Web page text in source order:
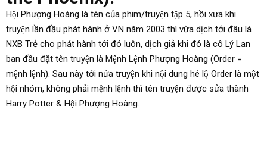
Hội Phượng Hoàng là tên của phim/truyện tập 5, hồi xưa khi
truyện lần đầu phát hành ở VN năm 2003 thì vừa dịch tới đâu là
NXB Trẻ cho phát hành tới đó luôn, dịch giả khi đó là cô Lý Lan
ban đầu đặt tên truyện là Mệnh Lệnh Phượng Hoàng (Order =
mệnh lệnh). Sau này tới nửa truyện khi nội dung hé lộ Order là một
hội nhóm, không phải mệnh lệnh thì tên truyện được sửa thành
Harry Potter & Hội Phượng Hoàng.